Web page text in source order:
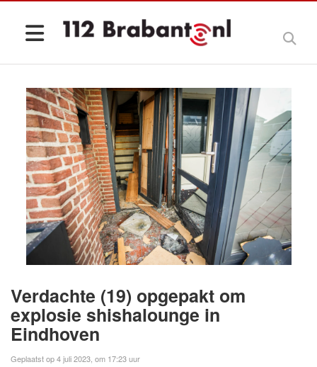
Verdachte (19) opgepakt om
explosie shishalounge in
Eindhoven
Geplaatst op 4 juli 2023, om 17:23 uur